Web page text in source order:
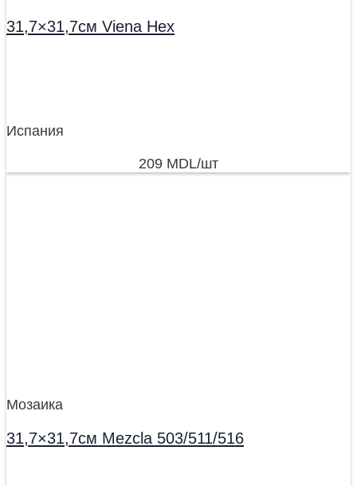
31,7×31,7см Viena Hex
Испания
209 MDL/шт
Мозаика
31,7×31,7см Mezcla 503/511/516